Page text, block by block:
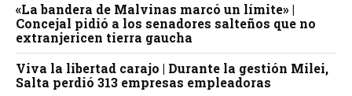
«La bandera de Malvinas marcó un límite» |
Concejal pidió a los senadores salteños que no
extranjericen tierra gaucha
Viva la libertad carajo | Durante la gestión Milei,
Salta perdió 313 empresas empleadoras